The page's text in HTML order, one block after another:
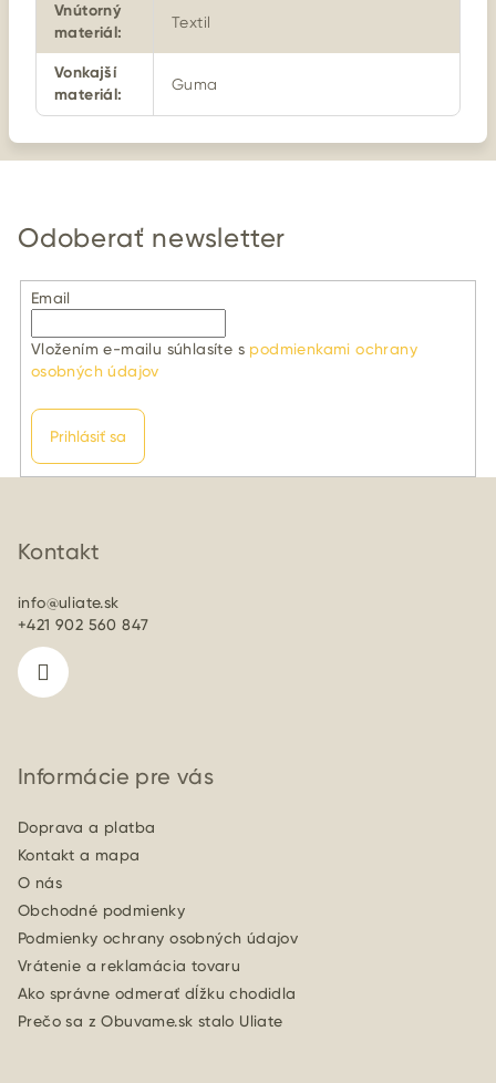
Vnútorný
materiál:
Textil
Vonkajší
materiál:
Guma
Odoberať newsletter
Email
Vložením e-mailu súhlasíte s podmienkami ochrany
osobných údajov
Prihlásiť sa
Kontakt
info@uliate.sk
+421 902 560 847
Informácie pre vás
Doprava a platba
Kontakt a mapa
O nás
Obchodné podmienky
Podmienky ochrany osobných údajov
Vrátenie a reklamácia tovaru
Ako správne odmerať dĺžku chodidla
Prečo sa z Obuvame.sk stalo Uliate